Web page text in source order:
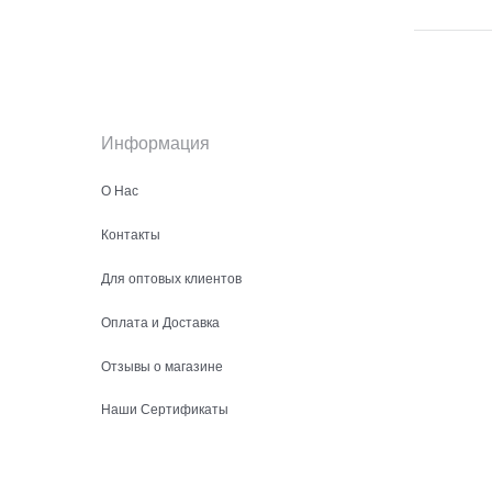
Информация
О Нас
Контакты
Для оптовых клиентов
Оплата и Доставка
Отзывы о магазине
Наши Сертификаты